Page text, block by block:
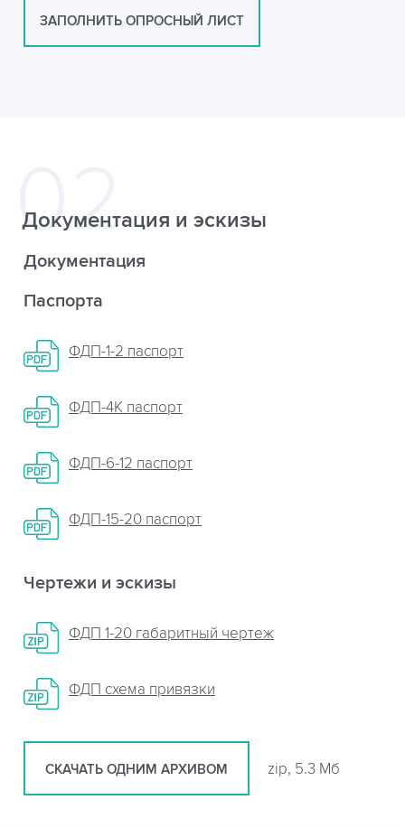
ЗАПОЛНИТЬ ОПРОСНЫЙ ЛИСТ
Документация и эскизы
Документация
Паспорта
ФДП-1-2 паспорт
ФДП-4К паспорт
ФДП-6-12 паспорт
ФДП-15-20 паспорт
Чертежи и эскизы
ФДП 1-20 габаритный чертеж
ФДП схема привязки
СКАЧАТЬ ОДНИМ АРХИВОМ zip, 5.3 Мб